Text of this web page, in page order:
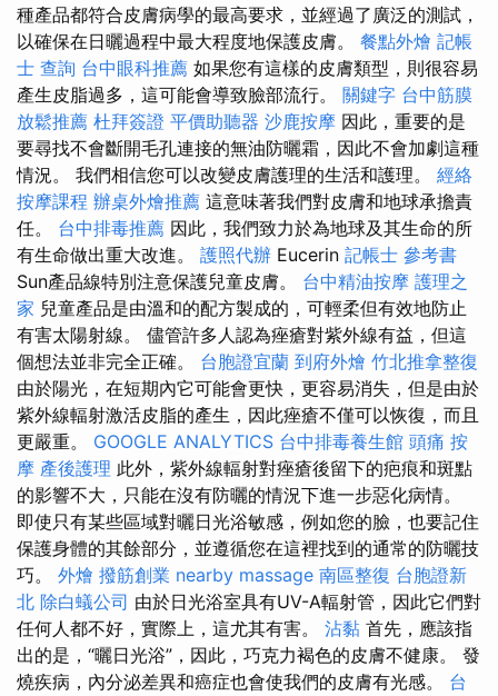
種產品都符合皮膚病學的最高要求，並經過了廣泛的測試，
以確保在日曬過程中最大程度地保護皮膚。 餐點外燴 記帳
士 查詢 台中眼科推薦 如果您有這樣的皮膚類型，則很容易
產生皮脂過多，這可能會導致臉部流行。 關鍵字 台中筋膜
放鬆推薦 杜拜簽證 平價助聽器 沙鹿按摩 因此，重要的是
要尋找不會斷開毛孔連接的無油防曬霜，因此不會加劇這種
情況。 我們相信您可以改變皮膚護理的生活和護理。 經絡
按摩課程 辦桌外燴推薦 這意味著我們對皮膚和地球承擔責
任。 台中排毒推薦 因此，我們致力於為地球及其生命的所
有生命做出重大改進。 護照代辦 Eucerin 記帳士 參考書
Sun產品線特別注意保護兒童皮膚。 台中精油按摩 護理之
家 兒童產品是由溫和的配方製成的，可輕柔但有效地防止
有害太陽射線。 儘管許多人認為痤瘡對紫外線有益，但這
個想法並非完全正確。 台胞證宜蘭 到府外燴 竹北推拿整復
由於陽光，在短期內它可能會更快，更容易消失，但是由於
紫外線輻射激活皮脂的產生，因此痤瘡不僅可以恢復，而且
更嚴重。 GOOGLE ANALYTICS 台中排毒養生館 頭痛 按
摩 產後護理 此外，紫外線輻射對痤瘡後留下的疤痕和斑點
的影響不大，只能在沒有防曬的情況下進一步惡化病情。
即使只有某些區域對曬日光浴敏感，例如您的臉，也要記住
保護身體的其餘部分，並遵循您在這裡找到的通常的防曬技
巧。 外燴 撥筋創業 nearby massage 南區整復 台胞證新
北 除白蟻公司 由於日光浴室具有UV-A輻射管，因此它們對
任何人都不好，實際上，這尤其有害。 沾黏 首先，應該指
出的是，“曬日光浴”，因此，巧克力褐色的皮膚不健康。 發
燒疾病，內分泌差異和癌症也會使我們的皮膚有光感。 台